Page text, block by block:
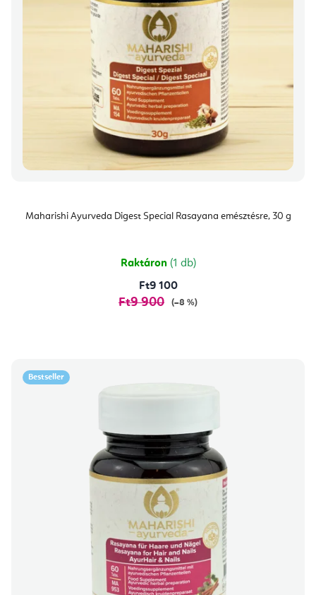
Maharishi Ayurveda Digest Special Rasayana emésztésre, 30 g
Raktáron (1 db)
Ft9 100
Ft9 900 (–8 %)
Bestseller